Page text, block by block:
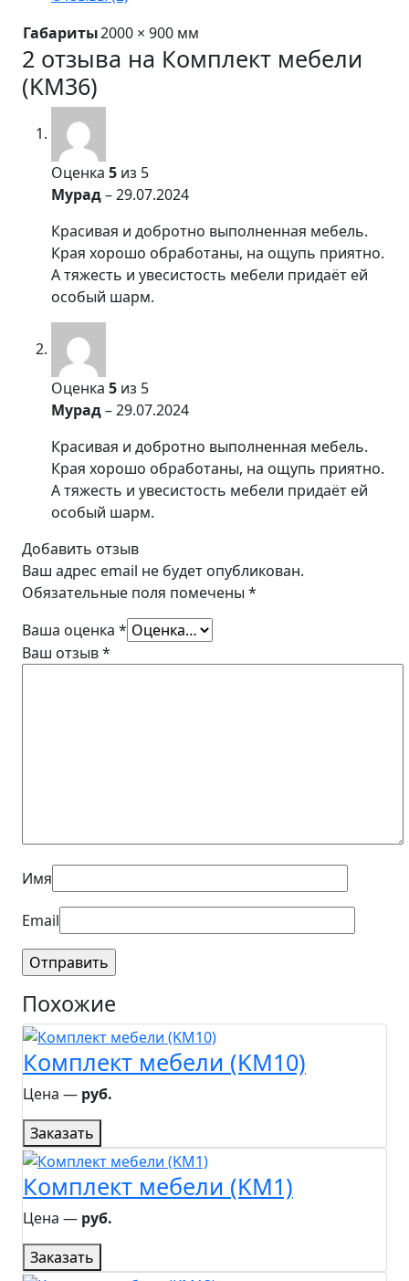
Габариты2000 × 900 мм
2 отзыва на Комплект мебели
(KM36)
Оценка 5 из 5
Мурад–29.07.2024
Красивая и добротно выполненная мебель.
Края хорошо обработаны, на ощупь приятно.
А тяжесть и увесистость мебели придаёт ей
особый шарм.
Оценка 5 из 5
Мурад–29.07.2024
Красивая и добротно выполненная мебель.
Края хорошо обработаны, на ощупь приятно.
А тяжесть и увесистость мебели придаёт ей
особый шарм.
Добавить отзыв
Ваш адрес email не будет опубликован.
Обязательные поля помечены *
Ваша оценка *
Ваш отзыв*
Имя
Email
Похожие
Комплект мебели (KM10)
Цена ― руб.
Заказать
Комплект мебели (KM1)
Цена ― руб.
Заказать